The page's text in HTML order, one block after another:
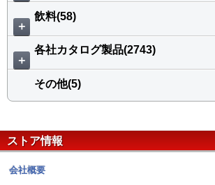
＋
飲料(58)
＋
各社カタログ製品(2743)
その他(5)
ストア情報
会社概要